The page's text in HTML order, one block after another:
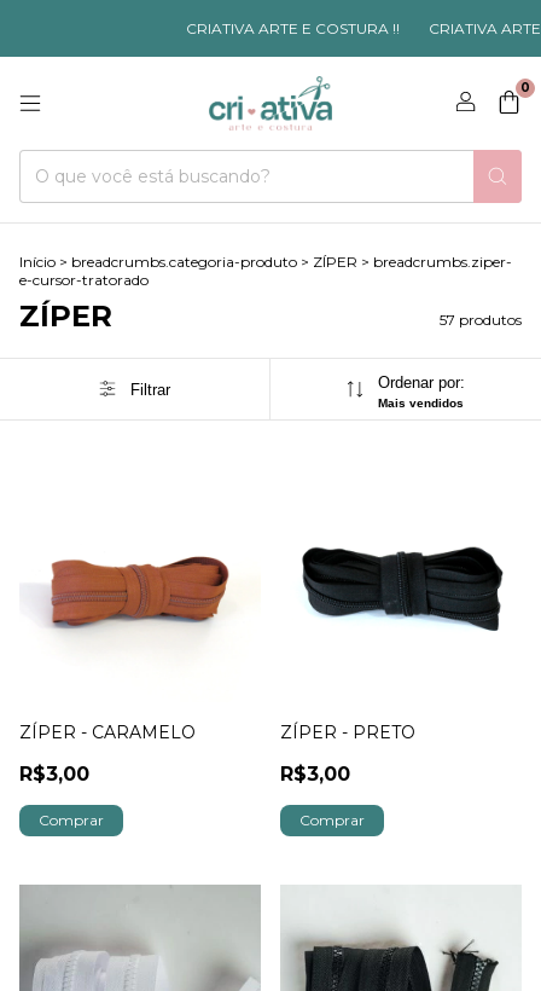
CRIATIVA ARTE E COSTURA !! CRIATIVA ARTE E
0
Início > breadcrumbs.categoria-produto > ZÍPER > breadcrumbs.ziper-
e-cursor-tratorado
ZÍPER 57 produtos
Filtrar Ordenar por:
Mais vendidos
ZÍPER - CARAMELO
R$3,00
ZÍPER - PRETO
R$3,00